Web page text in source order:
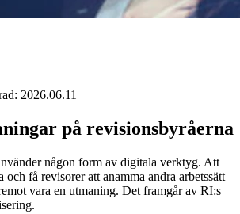
2026.06.11
på revisionsbyråerna
någon form av digitala verktyg. Att
få revisorer att anamma andra arbetssätt
vara en utmaning. Det framgår av RI:s